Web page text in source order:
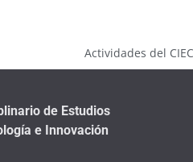
Actividades del
de Estudios
e Innovación